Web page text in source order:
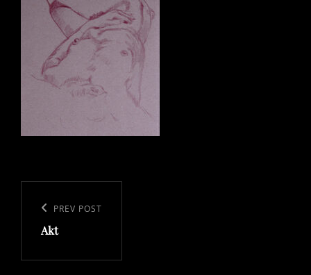
Previous
Post
PREV POST
Akt